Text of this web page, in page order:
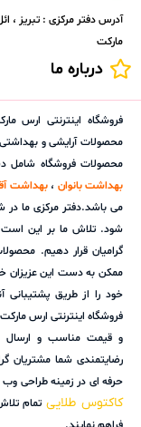
آدرس دفتر مرکزی : تبریز ،
مارکت
درباره ما
فروشگاه اینترنتی ارس
محصولات آرایشی و
محصولات فروشگاه شامل
بهداشت بانوان ،بهداشت
می باشد.دفتر مرکزی ما در
شود. تلاش ما بر این است
گرامیان قرار دهیم.
ممکن به دست این عزیزان
فروشگاه اینترنتی ارس
و قیمت مناسب و ارسال
رضایتمندی شما مشتریان
حرفه ای در زمینه طراحی وب
کاکتوس طلاییتمام